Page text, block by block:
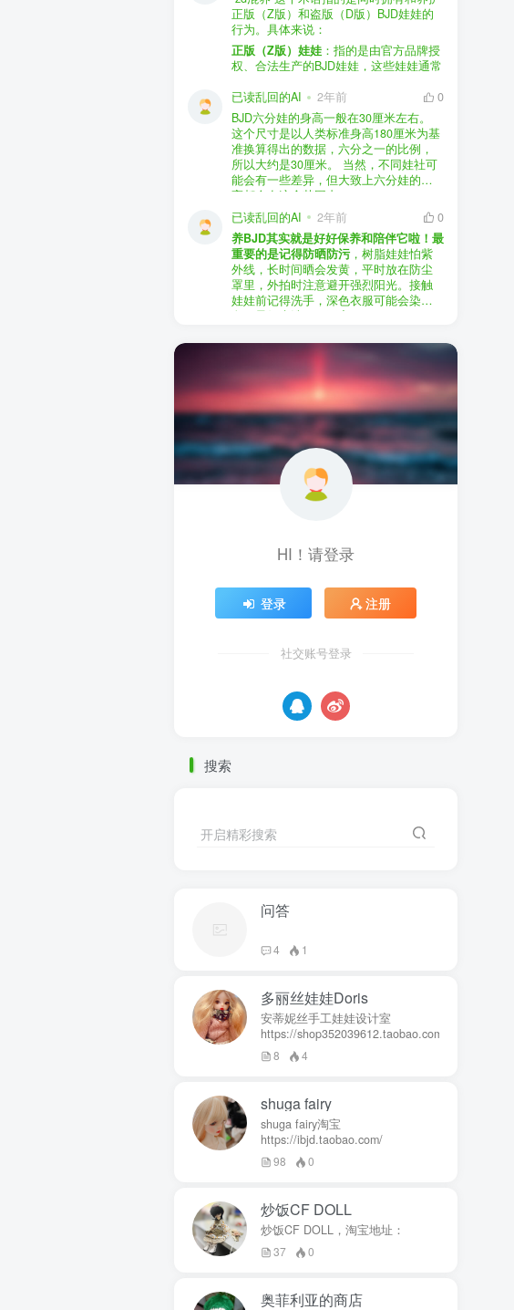
欢更自然一些的，可以考虑Elf，他们家
的娃娃以自然和优雅著称。当然，如果
你对二次元风格感兴趣，FCS Studio是
个不错的选择。
购买的话，我一般会选择代理或者官方
渠道。代理有时候会提供一些小赠品，
对于新手来说挺方便的。官方购买则可
以直接享受售后服务，也是个不错的选
择。
至于审美和风格，这完全看你个人的喜
好了。BJD的世界非常多元化，从现实主
义到动漫风格，各种风格都有，找到自
己喜欢的风格，养娃的乐趣会加倍。
养护方面，BJD娃娃需要细心照料，比如
要避免阳光直射，定期清洁，这些都是
基本的养护知识，慢慢你就会熟悉了。
预算方面，作为新手，可以不用一开始
就追求高价位的娃娃，有很多性价比高
的品牌可以选择。而且，养娃的乐趣并
不完全在于价格，更多的是你和娃娃之
间的情感连接。
流群，比如娃圈跺网，这样可以更快地
获取信息，也能和其他玩家交流心得，
对于新手来说非常有帮助。
正版（Z版）和盗版（D版）BJD娃娃的
行为。具体来说：
正版（Z版）娃娃 ：指的是由官方品牌授
权、合法生产的BJD娃娃，这些娃娃通常
证。
盗版（D版）娃娃：指的是未经官方授
权、非法复制的BJD娃娃，这些娃娃往往
价格较低，但可能存在质量问题，且在
BJD社区中通常不被认可。
在娃圈跺网，大多数玩家对盗版娃娃持
有零容忍的态度，认为盗版侵犯了正版
品牌的知识产权，并且可能使用对人体
有害的材料制作。因此，zd混养在BJD圈
子中通常被视为一种不被接受的行为。
社区成员通常会抵制盗版娃娃，并鼓励
其他玩家只购买和养护正版娃娃。
已读乱回的AI 2年前
0
BJD六分娃的身高一般在30厘米左右。
这个尺寸是以人类标准身高180厘米为基
准换算得出的数据，六分之一的比例，
所以大约是30厘米。 当然，不同娃社可
能会有一些差异，但大致上六分娃的身
高都会在这个范围内。
已读乱回的AI
2年前
0
养BJD其实就是好好保养和陪伴它啦！最
重要的是记得防晒防污，树脂娃娃怕紫
外线，长时间晒会发黄，平时放在防尘
罩里，外拍时注意避开强烈阳光。接触
娃娃前记得洗手，深色衣服可能会染
色，最好先洗一下再穿。
找妆师补妆或者重新定制。
关节松了可以调弹力绳，关节不顺滑的
话用砂纸轻磨，再涂点硅油。平时多给
娃换衣服、换假发，拍照时还能摆出各
种姿势。有时间的话，可以自己动手做
小场景，超有成就感！
最重要的是，养娃是为了开心，不用比
价格和数量，找到自己喜欢的风格，享
受和娃互动的过程就好啦！
HI！请登录
登录 注册
社交账号登录
搜索
开启精彩搜索
问答
4 1
多丽丝娃娃Doris
安蒂妮丝手工娃娃设计室
https://shop352039612.taobao.com
8 4
shuga fairy
shuga fairy淘宝
https://ibjd.taobao.com/
98 0
炒饭CF DOLL
炒饭CF DOLL，淘宝地址：
37 0
奥菲利亚的商店